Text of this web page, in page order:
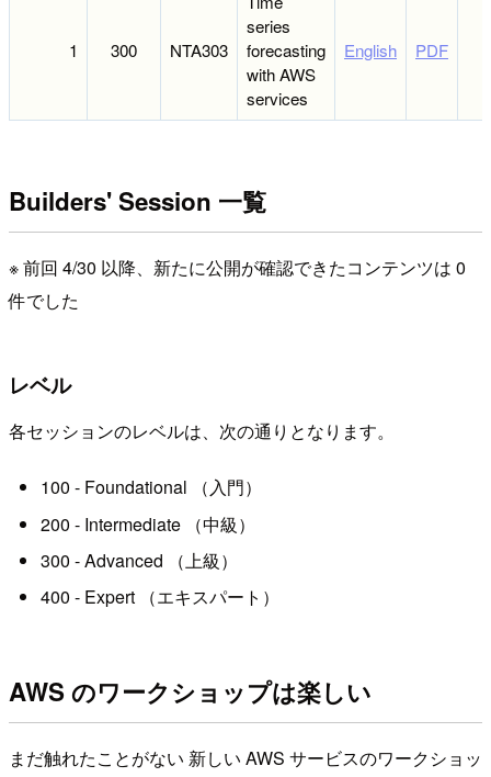
1 300 NTA303
series
forecasting
with AWS
services
English PDF
Builders' Session 一覧
※ 前回 4/30 以降、新たに公開が確認できたコンテンツは 0
件でした
レベル
各セッションのレベルは、次の通りとなります。
100 - Foundational （入門）
200 - Intermediate （中級）
300 - Advanced （上級）
400 - Expert （エキスパート）
AWS のワークショップは楽しい
まだ触れたことがない 新しい AWS サービスのワークショッ